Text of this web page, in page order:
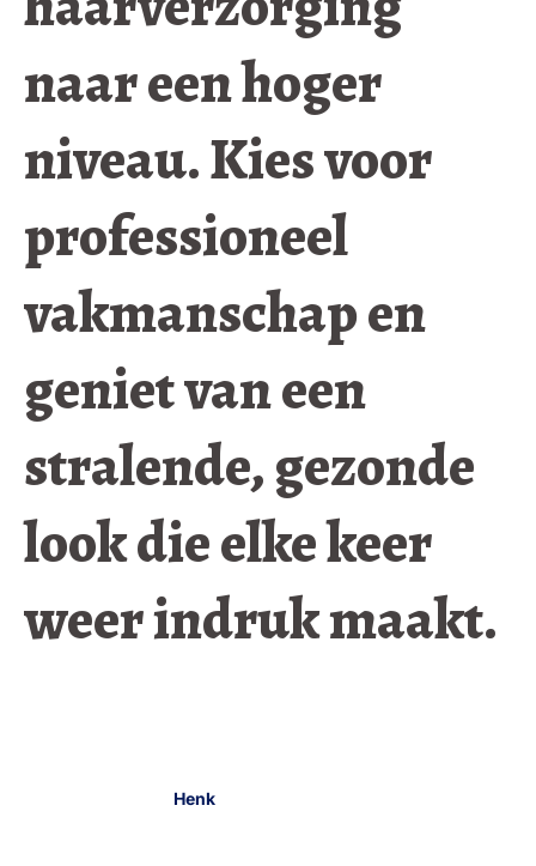
naar een hoger
niveau. Kies voor
professioneel
vakmanschap en
geniet van een
stralende, gezonde
look die elke keer
weer indruk maakt.
Henk